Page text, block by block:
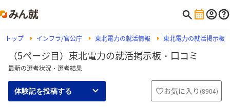
トップ インフラ/官公庁 東北電力の就活情報 東北電力の就活掲示板
（5ページ目）東北電力の就活掲示板・口コミ
最新の選考状況・選考結果
体験記を投稿する お気に入り (8904)